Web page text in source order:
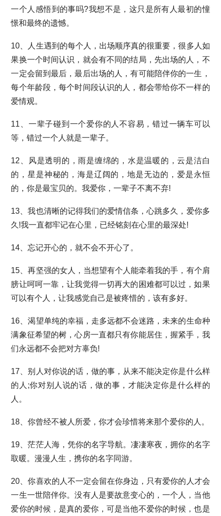
一个人感悟到的事吗?我想不是，这只是所有人最初的憧
憬和最终的遗憾。
10、人生遇到的每个人，出场顺序真的很重要，很多人如
果换一个时间认识，就会有不同的结局，先出场的人，不
一定会留到最后，最后出场的人，有可能陪伴你的一生，
每个年龄段，每个时间段认识的人，都会带给你不一样的
爱情观。
11、一辈子碰到一个爱你的人不容易，错过一辆车可以
等，错过一个人就是一辈子。
12、风是透明的，雨是缠绵的，水是温暖的，云是洁白
的，星是神秘的，海是辽阔的，地是无边的，爱是永恒
的，你是最宝贝的。我爱你，一辈子不离不弃!
13、我也清晰的记得我们的爱情信条，心跳多久，爱你多
久!我一直都牢记在心里，已经铭刻在心里的最深处!
14、忘记开心的，就不会不开心了。
15、再坚强的女人，当想望有个人能牵着我的手，有个肩
膀让呵呵一靠，让我觉得一切再大的困难都可以过，如果
可以有个人，让我感觉自己是被疼惜的，该有多好。
16、渴望单纯的幸福，走多远都不会迷路，未来的生命种
满象征希望的树，心房一直都只有你能居住，握紧手，我
们永远都不会把对方辜负!
17、别人对你说的话，做的事，从来不能决定你是什么样
的人;你对别人说的话，做的事，才能决定你是什么样的
人。
18、你曾经不被人所爱，你才会珍惜将来那个爱你的人。
19、茫茫人海，凭你的名字导航。凄凄寒夜，拥你的名字
取暖。漫漫人生，携你的名字同游。
20、你喜欢的人不一定会留在你身边，只有爱你的人才会
一生一世陪伴你。没有人是要故意变心的，一个人，当他
爱你的时候，是真的爱你，可是当他不爱你的时候，也是